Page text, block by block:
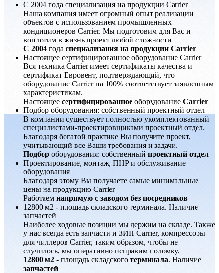
С 2004 года специализация на продукции Carrier
Наша компания имеет огромный опыт реализации
объектов с использованием промышленных
кондиционеров Carrier. Мы подготовим для Вас и
воплотим в жизнь проект любой сложности.
С 2004 года специализация на продукции Carrier
Настоящее сертифицированное оборудование Carrier
Вся техника Carrier имеет сертификаты качества и
сертификат Евровент, подтверждающий, что
оборудование Carrier на 100% соответствует заявленным
характеристикам.
Настоящее сертифицированное оборудование Carrier
Подбор оборудования: собственный проектный отдел
В компании существует полностью укомплектованный
специалистами-проектировщиками проектный отдел.
Благодаря богатой практике Вы получите проект,
учитывающий все Ваши требования и задачи.
Подбор оборудования: собственный проектный отдел
Проектирование, монтаж, ПНР и обслуживание
оборудования
Благодаря этому Вы получаете самые минимальные
цены на продукцию Carrier
Работаем напрямую с заводом без посредников
12800 м2 - площадь складского терминала. Наличие
запчастей
Наиболее ходовые позиции мы держим на складе. Также
у нас всегда есть запчасти и ЗИП Carrier, компрессоры
для чиллеров Carrier, таким образом, чтобы не
случилось, мы оперативно исправим поломку.
12800 м2 - площадь складского терминала. Наличие
запчастей